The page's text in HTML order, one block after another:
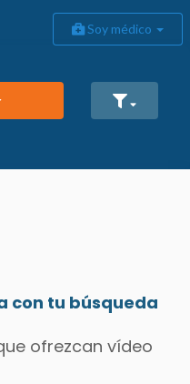
Soy médico
con tu búsqueda
ofrezcan vídeo